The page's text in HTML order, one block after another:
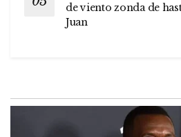
de viento zonda de
Juan